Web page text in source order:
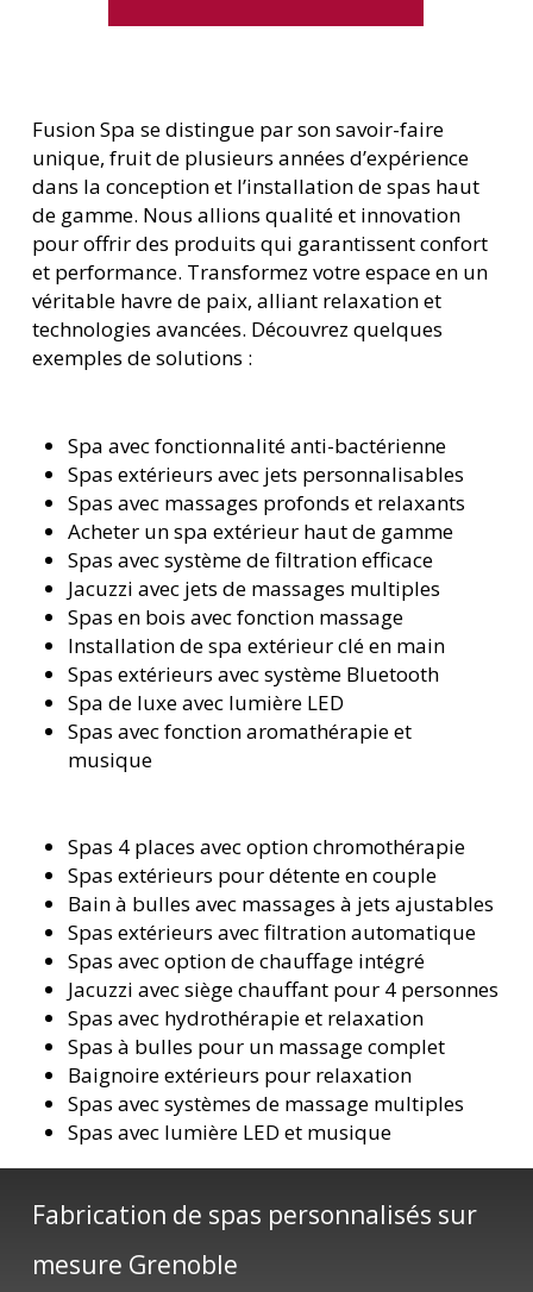
Fusion Spa se distingue par son savoir-faire
unique, fruit de plusieurs années d’expérience
dans la conception et l’installation de spas haut
de gamme. Nous allions qualité et innovation
pour offrir des produits qui garantissent confort
et performance. Transformez votre espace en un
véritable havre de paix, alliant relaxation et
technologies avancées. Découvrez quelques
exemples de solutions :
Spa avec fonctionnalité anti-bactérienne
Spas extérieurs avec jets personnalisables
Spas avec massages profonds et relaxants
Acheter un spa extérieur haut de gamme
Spas avec système de filtration efficace
Jacuzzi avec jets de massages multiples
Spas en bois avec fonction massage
Installation de spa extérieur clé en main
Spas extérieurs avec système Bluetooth
Spa de luxe avec lumière LED
Spas avec fonction aromathérapie et
musique
Spas 4 places avec option chromothérapie
Spas extérieurs pour détente en couple
Bain à bulles avec massages à jets ajustables
Spas extérieurs avec filtration automatique
Spas avec option de chauffage intégré
Jacuzzi avec siège chauffant pour 4 personnes
Spas avec hydrothérapie et relaxation
Spas à bulles pour un massage complet
Baignoire extérieurs pour relaxation
Spas avec systèmes de massage multiples
Spas avec lumière LED et musique
Fabrication de spas personnalisés sur
mesure Grenoble